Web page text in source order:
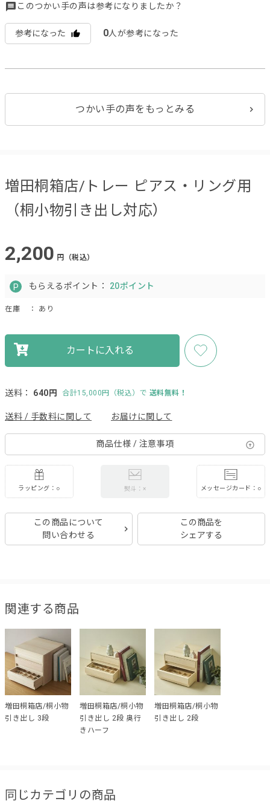
このつかい手の声は参考になりましたか？
参考になった 0人が参考になった
つかい手の声をもっとみる
増田桐箱店/トレー ピアス・リング用
（桐小物引き出し対応）
2,200 円（税込）
もらえるポイント： 20ポイント
在庫 ： あり
カートに入れる
送料： 640円 合計15,000円（税込）で 送料無料！
送料 / 手数料に関して お届けに関して
商品仕様 / 注意事項
ラッピング：○ 熨斗：× メッセージカード：○
この商品について
問い合わせる
この商品を
シェアする
関連する商品
増田桐箱店/桐小物
引き出し 3段
増田桐箱店/桐小物
引き出し 2段 奥行
きハーフ
増田桐箱店/桐小物
引き出し 2段
同じカテゴリの商品